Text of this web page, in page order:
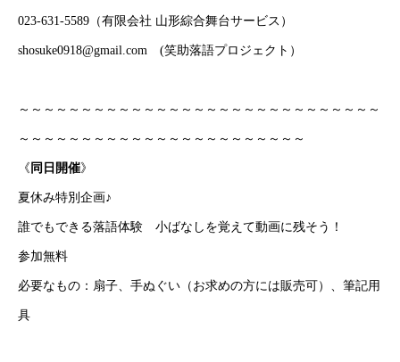
023-631-5589（有限会社 山形綜合舞台サービス）
shosuke0918@gmail.com (笑助落語プロジェクト）
～～～～～～～～～～～～～～～～～～～～～～～～～～～～～
～～～～～～～～～～～～～～～～～～～～～～～
《 同日開催》
夏休み特別企画♪
誰でもできる落語体験 小ばなしを覚えて動画に残そう！
参加無料
必要なもの：扇子、手ぬぐい（お求めの方には販売可）、筆記用
具